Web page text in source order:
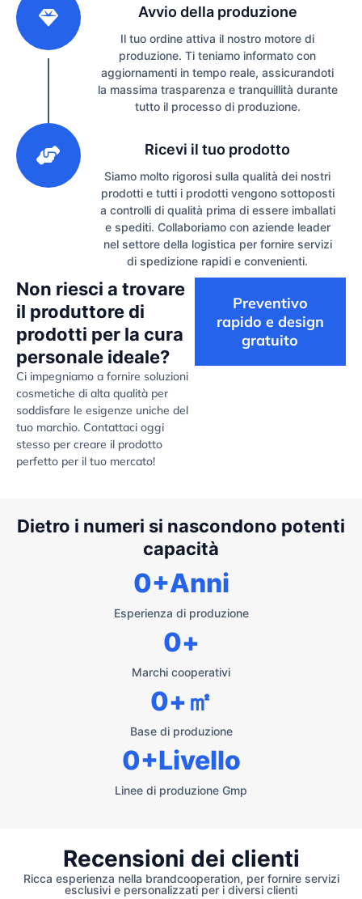
Avvio della produzione
Il tuo ordine attiva il nostro motore di
produzione. Ti teniamo informato con
aggiornamenti in tempo reale, assicurandoti
la massima trasparenza e tranquillità durante
tutto il processo di produzione.
Ricevi il tuo prodotto
Siamo molto rigorosi sulla qualità dei nostri
prodotti e tutti i prodotti vengono sottoposti
a controlli di qualità prima di essere imballati
e spediti. Collaboriamo con aziende leader
nel settore della logistica per fornire servizi
di spedizione rapidi e convenienti.
Non riesci a trovare
il produttore di
prodotti per la cura
personale ideale?
Ci impegniamo a fornire soluzioni
cosmetiche di alta qualità per
soddisfare le esigenze uniche del
tuo marchio. Contattaci oggi
stesso per creare il prodotto
perfetto per il tuo mercato!
Preventivo
rapido e design
gratuito
Dietro i numeri si nascondono potenti
capacità
Esperienza di produzione
0+Anni
Marchi cooperativi
0+
Base di produzione
0+㎡
Linee di produzione Gmp
0+Livello
Recensioni dei clienti
Ricca esperienza nella brandcooperation, per fornire servizi
esclusivi e personalizzati per i diversi clienti